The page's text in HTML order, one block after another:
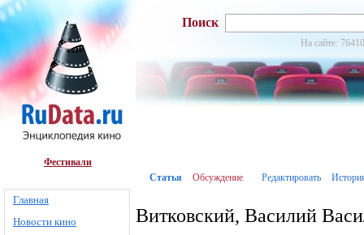
Фестивали
Главная
Новости кино
Поиск
На сайте:
Статья Обсуждение Редактировать
Витковский, Василий